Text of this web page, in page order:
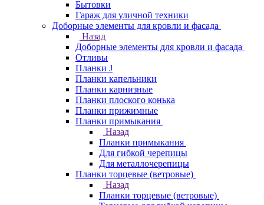
Бытовки
Гараж для уличной техники
Доборные элементы для кровли и фасада
Назад
Доборные элементы для кровли и фасада
Отливы
Планки J
Планки капельники
Планки карнизные
Планки плоского конька
Планки прижимные
Планки примыкания
Назад
Планки примыкания
Для гибкой черепицы
Для металлочерепицы
Планки торцевые (ветровые)
Назад
Планки торцевые (ветровые)